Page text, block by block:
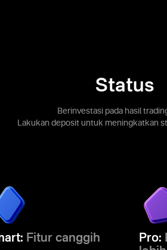
Status
Berinvestasi pada hasil
Lakukan deposit untuk meningkatkan
Fitur canggih Pro: